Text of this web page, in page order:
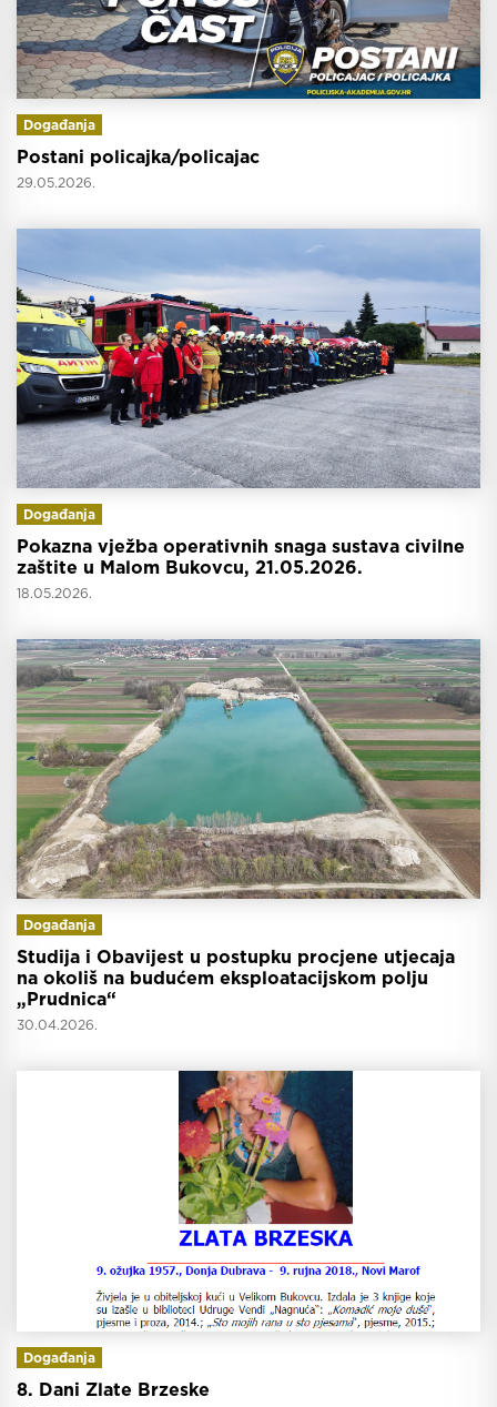
Događanja
Postani policajka/policajac
29.05.2026.
Događanja
Pokazna vježba operativnih snaga sustava civilne
zaštite u Malom Bukovcu, 21.05.2026.
18.05.2026.
Događanja
Studija i Obavijest u postupku procjene utjecaja
na okoliš na budućem eksploatacijskom polju
„Prudnica“
30.04.2026.
Događanja
8. Dani Zlate Brzeske